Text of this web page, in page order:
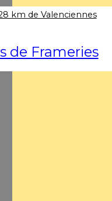
km de Valenciennes
de Frameries